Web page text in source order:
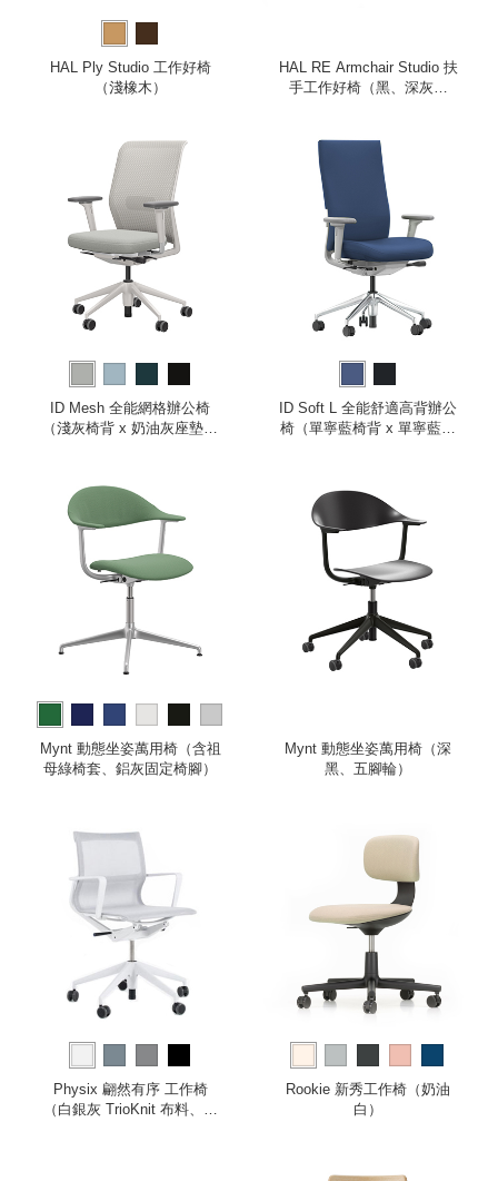
HAL Ply Studio 工作好椅
（淺橡木）
HAL RE Armchair Studio 扶
手工作好椅（黑、深灰坐
ID Mesh 全能網格辦公椅
（淺灰椅背 x 奶油灰座墊、
ID Soft L 全能舒適高背辦公
椅（單寧藍椅背 x 單寧藍座
more
Mynt 動態坐姿萬用椅（含祖
母綠椅套、鋁灰固定椅腳）
Mynt 動態坐姿萬用椅（深
黑、五腳輪）
Physix 翩然有序 工作椅
（白銀灰 TrioKnit 布料、灰
Rookie 新秀工作椅（奶油
白）